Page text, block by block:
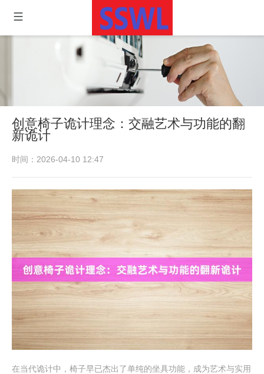
创意椅子诡计理念：交融艺术与功能的翻
新诡计
时间：2026-04-10 12:47
在当代诡计中，椅子早已杰出了单纯的坐具功能，成为艺术与实用